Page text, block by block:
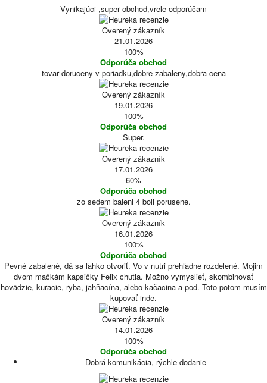
Vynikajúci ,super obchod,vrele odporúčam
Overený zákazník
21.01.2026
100%
Odporúča obchod
tovar doruceny v poriadku,dobre zabaleny,dobra cena
Overený zákazník
19.01.2026
100%
Odporúča obchod
Super.
Overený zákazník
17.01.2026
60%
Odporúča obchod
zo sedem baleni 4 boli porusene.
Overený zákazník
16.01.2026
100%
Odporúča obchod
Pevné zabalené, dá sa ľahko otvoriť. Vo v nutri prehľadne rozdelené. Mojim
dvom mačkám kapsičky Felix chutia. Možno vymyslieť, skombinovať
hovädzie, kuracie, ryba, jahňacína, alebo kačacina a pod. Toto potom musím
kupovať inde.
Overený zákazník
14.01.2026
100%
Odporúča obchod
Dobrá komunikácia, rýchle dodanie